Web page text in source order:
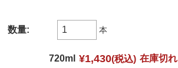
数量: 本
720ml ¥1,430(税込) 在庫切れ